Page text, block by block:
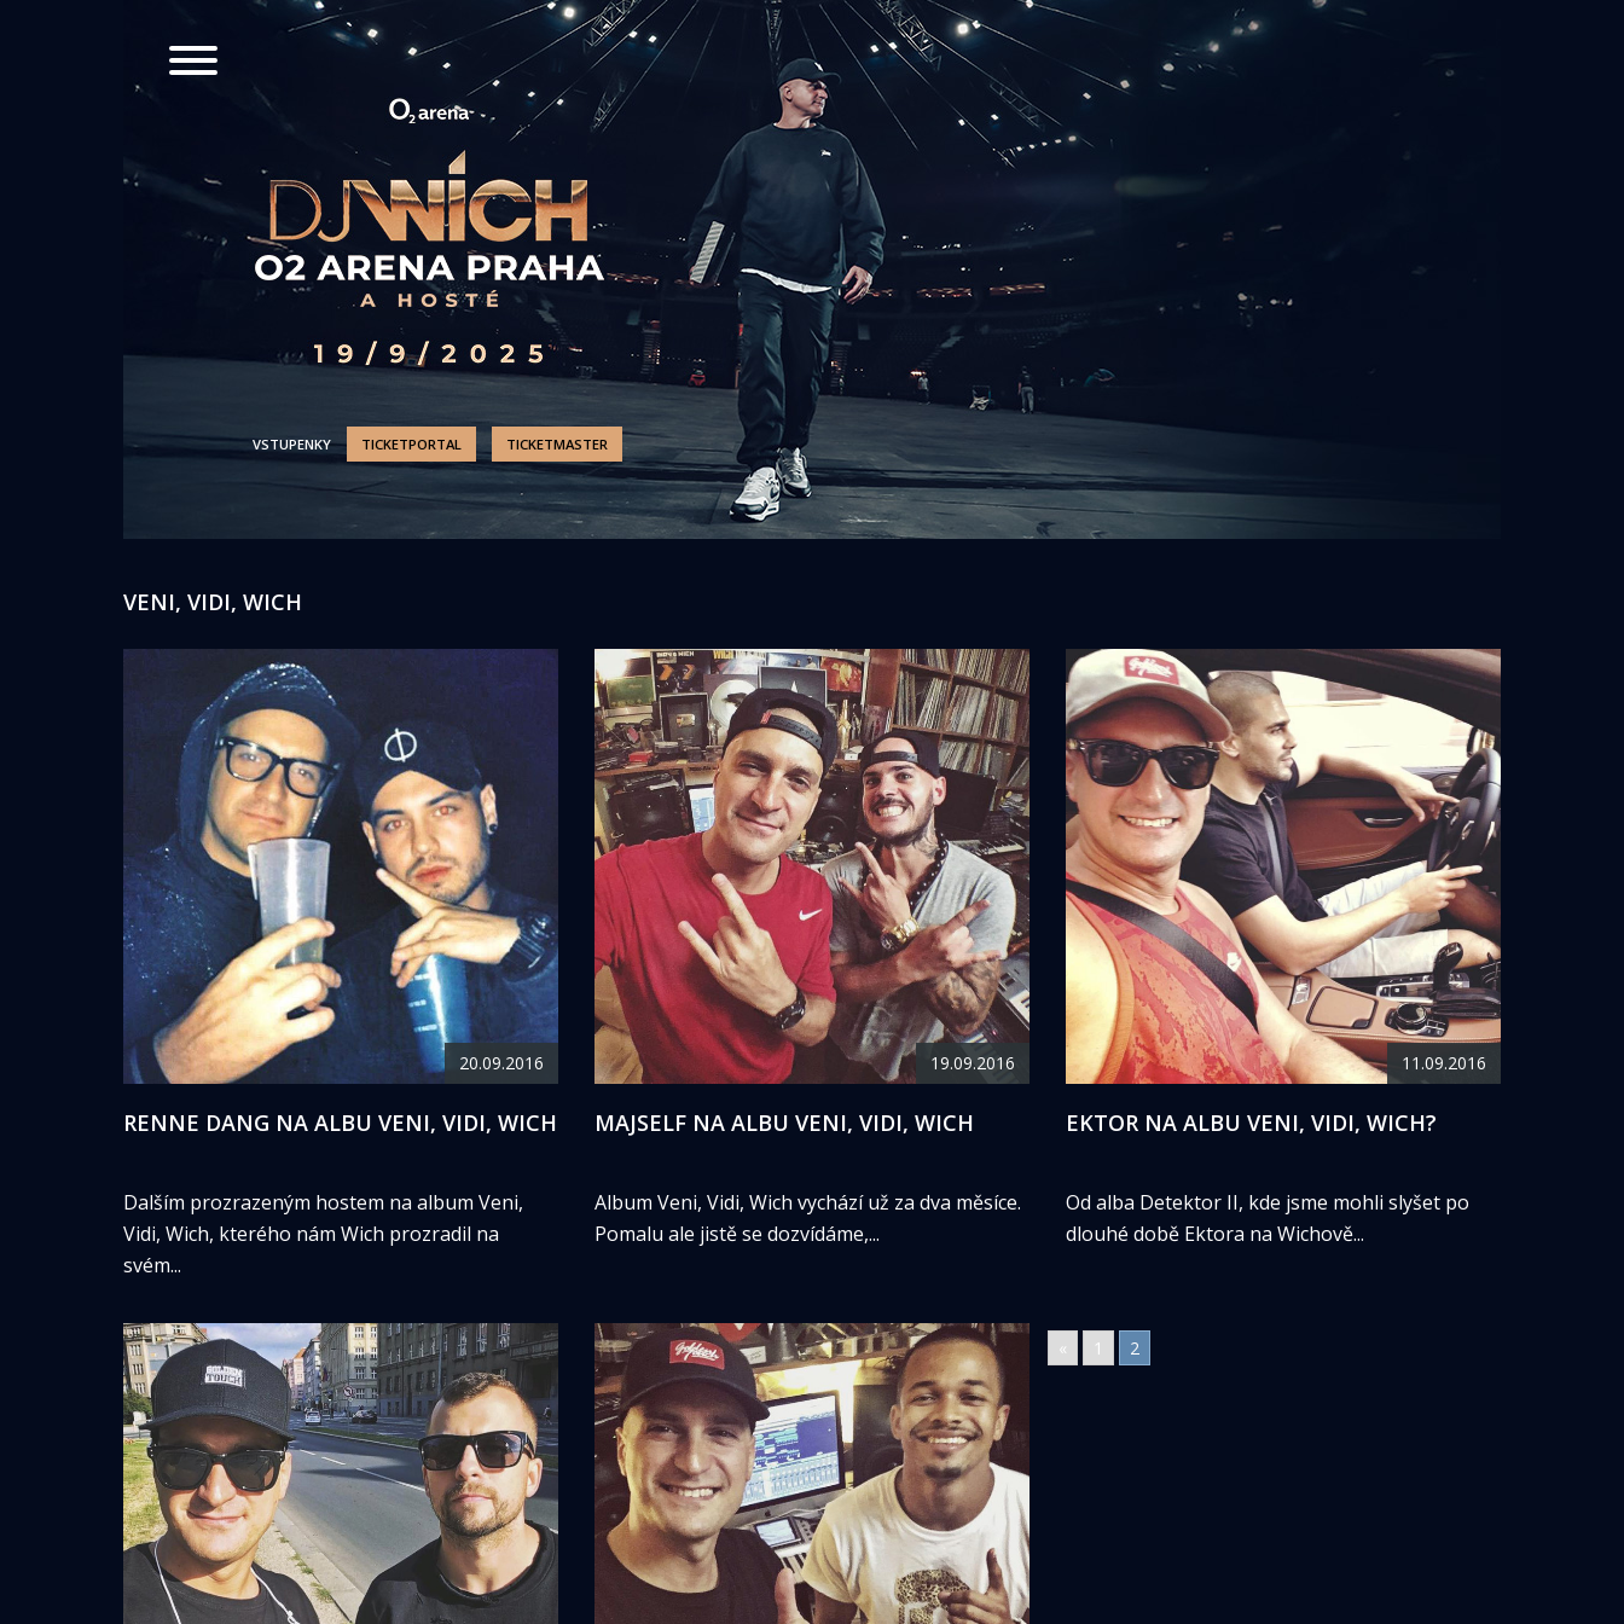
VSTUPENKY TICKETPORTAL TICKETMASTER
VENI, VIDI, WICH
20.09.2016
RENNE DANG NA ALBU VENI, VIDI, WICH
Dalším prozrazeným hostem na album Veni,
Vidi, Wich, kterého nám Wich prozradil na
svém...
19.09.2016
MAJSELF NA ALBU VENI, VIDI, WICH
Album Veni, Vidi, Wich vychází už za dva měsíce.
Pomalu ale jistě se dozvídáme,...
11.09.2016
EKTOR NA ALBU VENI, VIDI, WICH?
Od alba Detektor II, kde jsme mohli slyšet po
dlouhé době Ektora na Wichově...
« 1 2